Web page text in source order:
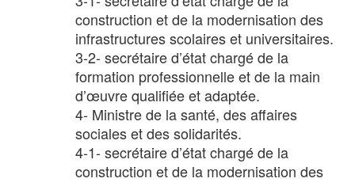
construction et de la modernisation des
infrastructures scolaires et universitaires.
3-2- secrétaire d’état chargé de la
formation professionnelle et de la main
d’œuvre qualifiée et adaptée.
4- Ministre de la santé, des affaires
sociales et des solidarités.
4-1- secrétaire d’état chargé de la
construction et de la modernisation des